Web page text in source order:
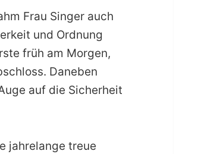
Frau Singer auch
und Ordnung
früh am Morgen,
Daneben
auf die Sicherheit
jahrelange treue